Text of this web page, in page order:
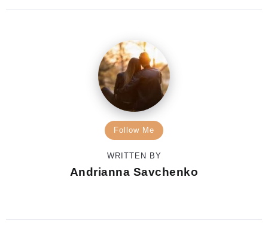
Follow Me
WRITTEN BY
Andrianna Savchenko